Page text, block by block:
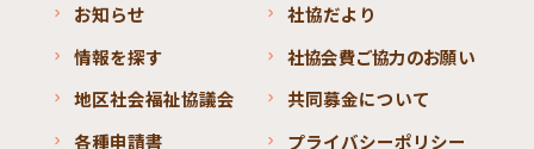
お知らせ
社協だより
情報を探す
社協会費ご協力のお願い
地区社会福祉協議会
共同募金について
各種申請書
プライバシーポリシー